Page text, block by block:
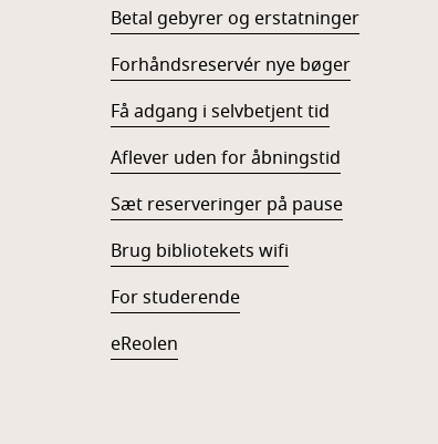
Betal gebyrer og erstatninger
Forhåndsreservér nye bøger
Få adgang i selvbetjent tid
Aflever uden for åbningstid
Sæt reserveringer på pause
Brug bibliotekets wifi
For studerende
eReolen